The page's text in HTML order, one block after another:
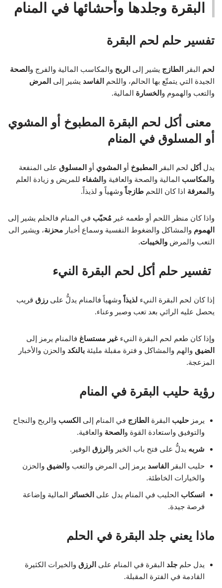
البقرة وجلدها وأحشائها في المنام
تفسير حلم لحم البقرة
لحم البقر الطازج يشير إلى الربح والمكاسب المالية والفرج و الصحة
الجيدة التي يتمتّع بها الحالم، واللحم
الفاسد يشير إلى المرض
والتعب والهموم و الخسارة المالية.
معنى أكل لحم البقرة المطبوخ أو المشوي
أو المسلوق في المنام
يدل أكل لحم البقر المطبوخ أو المشوي أو المسلوق على المنفعة
و المكاسب المالية والصحة والعافية و الشفاء للمريض و زيادة العلم
و المعرفة اذا كان اللحم طازجاً وشهياً و لذيذاً.
واذا كان منظر اللحم أو طعمه غير مُحبّب في المنام فالحلم يشير إلى
الهموم والمشاكل والضغوط النفسية وسماع أخبار محزنة، ويشير الى
التعب والمرض والخيبات.
تفسير حلم أكل لحم البقرة النيء
إذا كان لحم البقرة النيء لذيذاً وشهياً فالمنام يدلُّ على رزق قريب
يحصل عليه الرائي بعد تعب وصبر وعناء.
وإذا كان طعم لحم البقرة النيء غير مستساغ فالمنام يرمز إلى
الضيق والهم والمشاكل و فترة مقبلة مليئة بالنكد والحزن والأخبار
المزعجة.
رؤية حليب البقرة في المنام
يرمز حليب البقرة الطازج في المنام إلى الكسب والربح والنجاح
والتوفيق واستعادة القوة و الصحة والعافية.
شربه يدلُّ على فتح باب الخير و الرزق الوفير.
حليب البقر
الفاسد يرمز إلى المرض والتعب و الضيق والحزن
والخيارات الخاطئة.
انسكاب الحليب في المنام يدل على الخسائر المالية وإضاعة
فرصة جيدة.
ماذا يعني جلد البقرة في الحلم
يدل حلم جلد البقرة في المنام على الرزق والخيرات الكثيرة
القادمة في الفترة المقبلة.